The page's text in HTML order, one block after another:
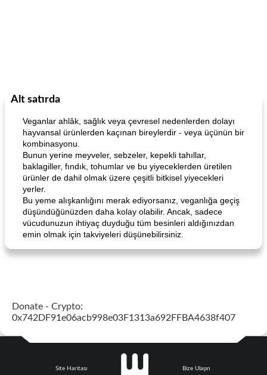
Alt satırda
Veganlar ahlâk, sağlık veya çevresel nedenlerden dolayı
hayvansal ürünlerden kaçınan bireylerdir - veya üçünün bir
kombinasyonu.
Bunun yerine meyveler, sebzeler, kepekli tahıllar,
baklagiller, fındık, tohumlar ve bu yiyeceklerden üretilen
ürünler de dahil olmak üzere çeşitli bitkisel yiyecekleri
yerler.
Bu yeme alışkanlığını merak ediyorsanız, veganlığa geçiş
düşündüğünüzden daha kolay olabilir. Ancak, sadece
vücudunuzun ihtiyaç duyduğu tüm besinleri aldığınızdan
emin olmak için takviyeleri düşünebilirsiniz.
Donate - Crypto:
0x742DF91e06acb998e03F1313a692FFBA4638f407
Site Haritası Bize Ulaşın